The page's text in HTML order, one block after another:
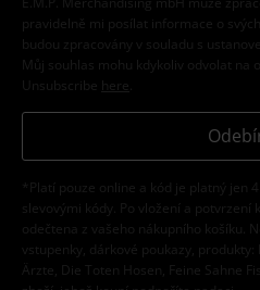
pravidelně mi posílat informace o
budou zpracovány v souladu s
Můj souhlas mohu kdykoliv odvolat na
Unsubscribe here.
slevovými kódy. Po vložení a
odečtena z vašeho nákupního košíku.
vstupenky, dárkové poukazy,
Ärzte, Die Toten Hosen, Feine Sahne
zboží, jehož koupí podpoříte nadaci.